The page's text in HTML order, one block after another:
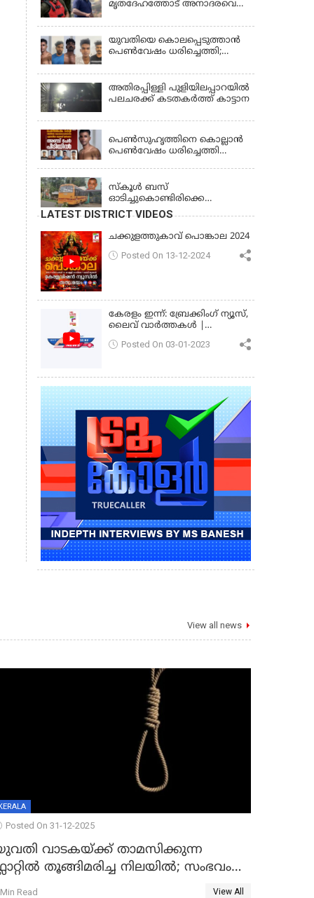
ജാമ്യാപേക്ഷ തള്ളി
മൃതദേഹത്തോട് അനാദരവെന്ന്
ക്രമീകരണത്തില്‍ ഗുരുതര
വീഴ്ച; മൃതദേഹം ചാവക്കാട്
വരെ എത്തിച്ചത് ഫ്രീസര്‍
സംവിധാനം ഇല്ലാതെയെന്നും
ആരോപണം
യുവതിയെ കൊലപ്പെടുത്താൻ
പെൺവേഷം ധരിച്ചെത്തി;
അതിരപ്പിള്ളി പുളിയിലപ്പാറയിൽ
പലചരക്ക് കടതകർത്ത് കാട്ടാന
പെണ്‍സുഹൃത്തിനെ കൊല്ലാന്‍
പെണ്‍വേഷം ധരിച്ചെത്തി
സ്കൂൾ ബസ്
ഓടിച്ചുകൊണ്ടിരിക്കെ
ഡ്രൈവർക്ക് ഹൃദയാഘാതം;
ബസ് കെട്ടിടത്തിൽ ഇടിച്ചുനിന്നു;
ഡ്രൈവർ മരിച്ചു, രണ്ട്
കുട്ടികൾക്ക് പരിക്ക്
LATEST DISTRICT VIDEOS
ചക്കുളത്തുകാവ് പൊങ്കാല 2024
Posted On 13-12-2024
കേരളം ഇന്ന്: ബ്രേക്കിംഗ് ന്യൂസ്,
ലൈവ് വാർത്തകൾ |
Posted On 03-01-2023
View all news
KERALA
Posted On 31-12-2025
വാടകയ്ക്ക് താമസിക്കുന്ന
തൂങ്ങിമരിച്ച നിലയില്‍; സംഭവം
Read View All